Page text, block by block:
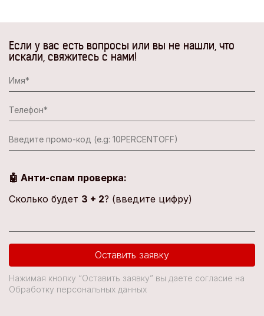
Если у вас есть вопросы или вы не нашли, что
искали, свяжитесь с нами!
🤖 Анти-спам проверка:
Сколько будет 3 + 2? (введите цифру)
Оставить заявку
Нажимая кнопку “Оставить заявку” вы даете согласие на
Обработку персональных данных